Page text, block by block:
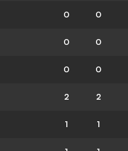
0 0
0 0
0 0
2 2
1 1